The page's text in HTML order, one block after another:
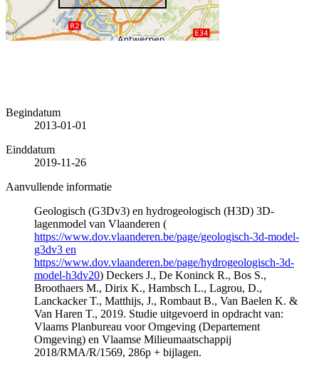
Begindatum
2013-01-01
Einddatum
2019-11-26
Aanvullende informatie
Geologisch (G3Dv3) en hydrogeologisch (H3D) 3D-
lagenmodel van Vlaanderen (
https://www.dov.vlaanderen.be/page/geologisch-3d-model-
g3dv3 en
https://www.dov.vlaanderen.be/page/hydrogeologisch-3d-
model-h3dv20) Deckers J., De Koninck R., Bos S.,
Broothaers M., Dirix K., Hambsch L., Lagrou, D.,
Lanckacker T., Matthijs, J., Rombaut B., Van Baelen K. &
Van Haren T., 2019. Studie uitgevoerd in opdracht van:
Vlaams Planbureau voor Omgeving (Departement
Omgeving) en Vlaamse Milieumaatschappij
2018/RMA/R/1569, 286p + bijlagen.